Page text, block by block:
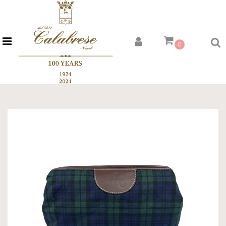
Open menu 0